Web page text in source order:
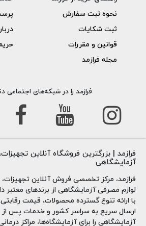
نحوه ثبت سفارش
ثبت شکایات
قوانین و مقررات
مجله فرازمد
فرازمد را در شبکه‌های اجتماعی
فرازمد | بزرگترین فروشگاه آنلاین
آزمایشگاهی
فرازمد، مرکز تخصصی فروش آنلاین
لوازم مصرفی آزمایشگاهی از برندهای
با ارائه تنوع گسترده محصولات، قیمت
ارسال سریع به سراسر کشور و خدمات پس
آزمایشگاهی را برای آزمایشگاه‌ها، مراکز